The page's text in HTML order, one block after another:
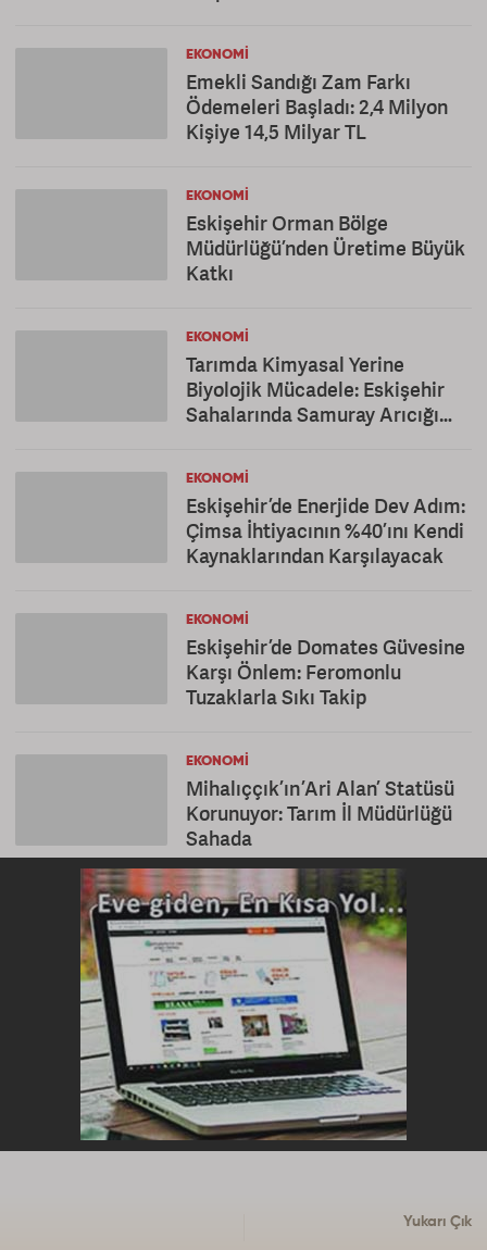
EKONOMI
Emekli Sandığı Zam Farkı
Ödemeleri Başladı: 2,4 Milyon
Kişiye 14,5 Milyar TL
EKONOMI
Eskişehir Orman Bölge
Müdürlüğü’nden Üretime Büyük
Katkı
EKONOMI
Tarımda Kimyasal Yerine
Biyolojik Mücadele: Eskişehir
Sahalarında Samuray Arıcığı
EKONOMI
Eskişehir’de Enerjide Dev Adım:
Çimsa İhtiyacının %40’ını Kendi
Kaynaklarından Karşılayacak
EKONOMI
Eskişehir’de Domates Güvesine
Karşı Önlem: Feromonlu
Tuzaklarla Sıkı Takip
EKONOMI
Mihalıççık’ın ’Ari Alan’ Statüsü
Korunuyor: Tarım İl Müdürlüğü
Sahada
Yukarı Çık